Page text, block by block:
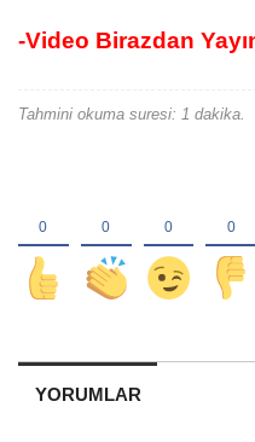
-Video Birazdan
Tahmini okuma suresi: 1 dakika.
YORUMLAR